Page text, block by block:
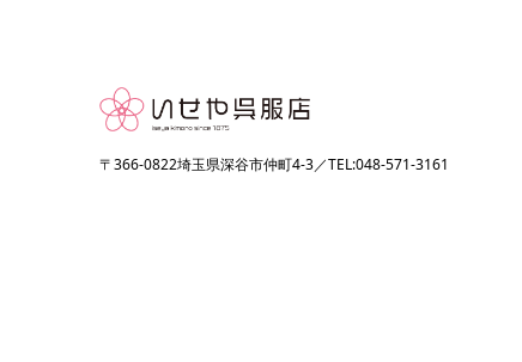
〒366-0822埼玉県深谷市仲町4-3／TEL:048-571-3161